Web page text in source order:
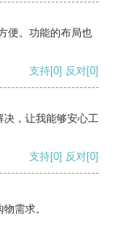
便。功能的布局也
支持[0] 反对[0]
决，让我能够安心工
支持[0] 反对[0]
需求。